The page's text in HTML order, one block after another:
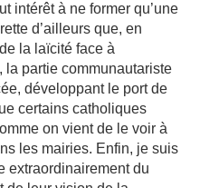
intérêt à ne former qu’une
d’ailleurs que, en
la laïcité face à
la partie communautariste
développant le port de
certains catholiques
on vient de le voir à
les mairies. Enfin, je suis
extraordinairement du